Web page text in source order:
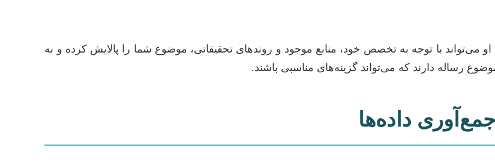
می‌تواند با توجه به تخصص خود، منابع موجود و روندهای تحقیقاتی، موضوع شما را پالایش کرده و به
رساله دارند که می‌تواند گزینه‌های مناسبی باشند.
داده‌ها